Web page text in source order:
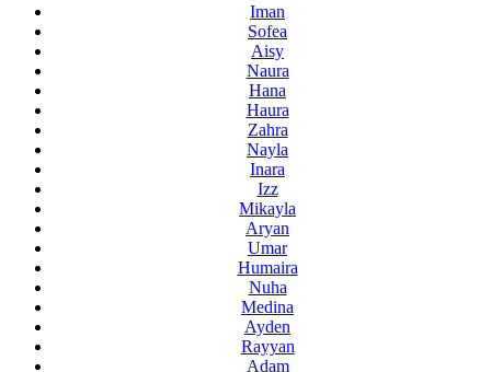
Iman
Sofea
Aisy
Naura
Hana
Haura
Zahra
Nayla
Inara
Izz
Mikayla
Aryan
Umar
Humaira
Nuha
Medina
Ayden
Rayyan
Adam